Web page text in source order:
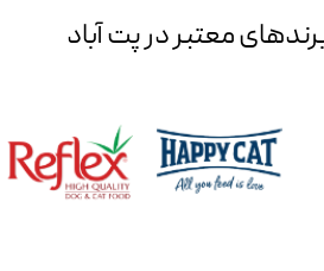
معتبر در پت آباد